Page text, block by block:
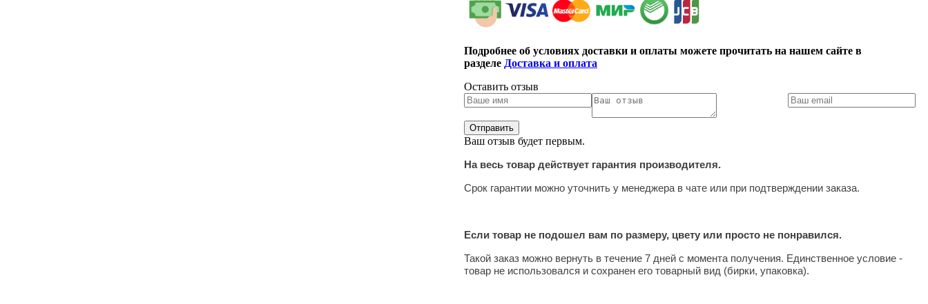
Подробнее об условиях доставки и оплаты можете прочитать на нашем сайте в
разделе Доставка и оплата
Оставить отзыв
Ваш отзыв будет первым.
На весь товар действует гарантия производителя.
Срок гарантии можно уточнить у менеджера в чате или при подтверждении заказа.
Если товар не подошел вам по размеру, цвету или просто не понравился.
Такой заказ можно вернуть в течение 7 дней с момента получения. Единственное условие -
товар не использовался и сохранен его товарный вид (бирки, упаковка).